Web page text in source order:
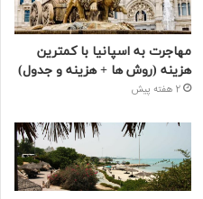
مهاجرت به اسپانیا با کمترین
هزینه (روش ها + هزینه و جدول)
2 هفته پیش